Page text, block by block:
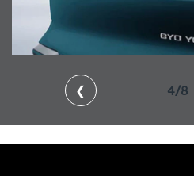
❮ 4/8